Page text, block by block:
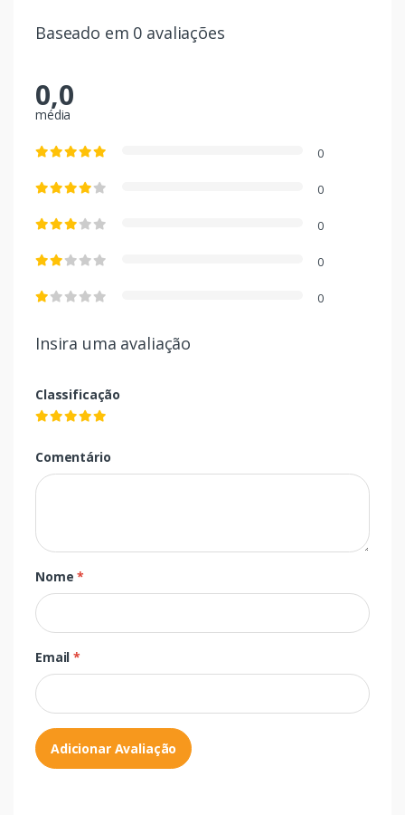
Baseado em 0 avaliações
0,0
média
0
0
0
0
0
Insira uma avaliação
Classificação
Comentário
Nome*
Email*
Adicionar Avaliação